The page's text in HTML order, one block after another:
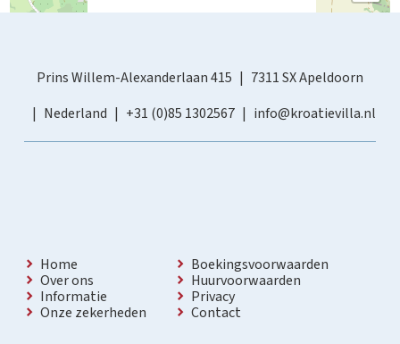
Prins Willem-Alexanderlaan 415
7311 SX Apeldoorn
Nederland
+31 (0)85 1302567 info@kroatievilla.nl
Home
Over ons
Informatie
Onze zekerheden
Boekingsvoorwaarden
Huurvoorwaarden
Privacy
Contact